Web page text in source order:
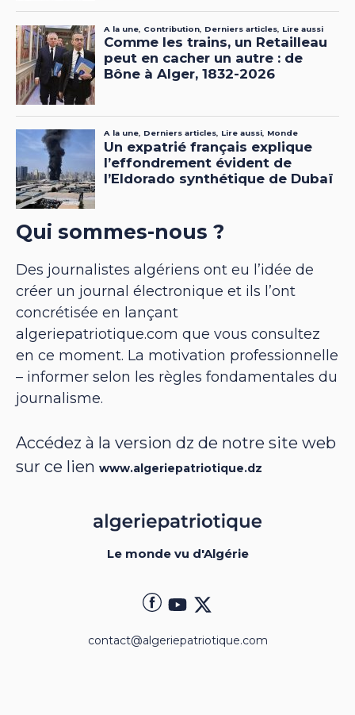
Qui sommes-nous ?
Des journalistes algériens ont eu l’idée de
créer un journal électronique et ils l’ont
concrétisée en lançant
algeriepatriotique.com que vous consultez
en ce moment. La motivation professionnelle
– informer selon les règles fondamentales du
journalisme.
Accédez à la version dz de notre site web
sur ce lien www.algeriepatriotique.dz
Le monde vu d'Algérie
contact@algeriepatriotique.com